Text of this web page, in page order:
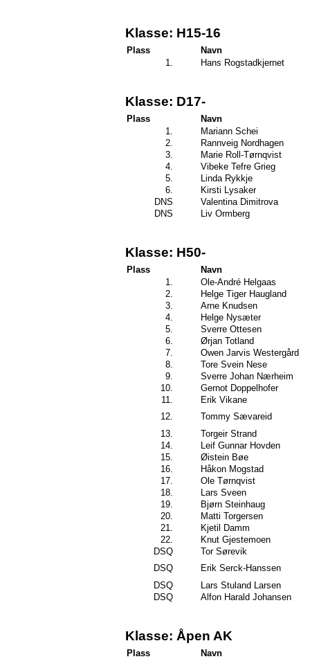
Klasse: H15-16
Plass
Navn
1.
Hans Rogstadkjernet
Klasse: D17-
Plass
Navn
1.
Mariann Schei
2.
Rannveig Nordhagen
3.
Marie Roll-Tørnqvist
4.
Vibeke Tefre Grieg
5.
Linda Rykkje
6.
Kirsti Lysaker
DNS
Valentina Dimitrova
DNS
Liv Ormberg
Klasse: H50-
Plass
Navn
1.
Ole-André Helgaas
2.
Helge Tiger Haugland
3.
Arne Knudsen
4.
Helge Nysæter
5.
Sverre Ottesen
6.
Ørjan Totland
7.
Owen Jarvis Westergård
8.
Tore Svein Nese
9.
Sverre Johan Nærheim
10.
Gernot Doppelhofer
11.
Erik Vikane
12.
Tommy Sævareid
13.
Torgeir Strand
14.
Leif Gunnar Hovden
15.
Øistein Bøe
16.
Håkon Mogstad
17.
Ole Tørnqvist
18.
Lars Sveen
19.
Bjørn Steinhaug
20.
Matti Torgersen
21.
Kjetil Damm
22.
Knut Gjestemoen
DSQ
Tor Sørevik
DSQ
Erik Serck-Hanssen
DSQ
Lars Stuland Larsen
DSQ
Alfon Harald Johansen
Klasse: Åpen AK
Plass
Navn